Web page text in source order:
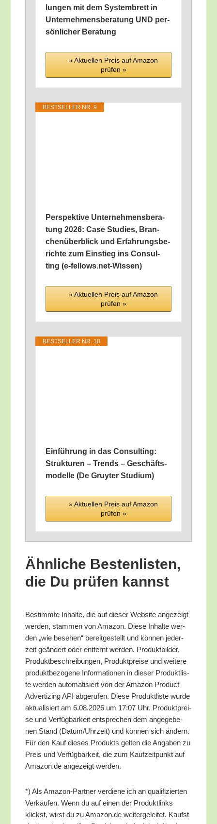
lun­gen mit dem Sys­tem­brett in
Unter­neh­mens­be­ra­tung UND per­
sön­li­cher Beratung
» Aktu­el­len Preis auf Ama­zon
prü­fen »
BEST­SEL­LER NR. 9
Per­spek­ti­ve Unter­neh­mens­be­ra­
tung 2026: Case Stu­dies, Bran­
chen­über­blick und Erfah­rungs­be­
rich­te zum Ein­stieg ins Con­sul­
ting (e‑fellows.net-Wissen)
» Aktu­el­len Preis auf Ama­zon
prü­fen »
BEST­SEL­LER NR. 10
Ein­füh­rung in das Con­sul­ting:
Struk­tu­ren – Trends – Geschäfts­
mo­del­le (De Gruy­ter Studium)
» Aktu­el­len Preis auf Ama­zon
prü­fen »
Ähn­li­che Bes­ten­lis­ten,
die Du prü­fen kannst
Bestimm­te Inhal­te, die auf die­ser Web­site ange­zeigt
wer­den, stam­men von Ama­zon. Die­se Inhal­te wer­
den „wie bese­hen“ bereit­ge­stellt und kön­nen jeder­
zeit geän­dert oder ent­fernt wer­den. Pro­dukt­bil­der,
Pro­dukt­be­schrei­bun­gen, Pro­dukt­prei­se und wei­te­re
pro­dukt­be­zo­ge­ne Infor­ma­tio­nen in die­ser Pro­dukt­lis­
te wer­den auto­ma­ti­siert von der Ama­zon Pro­duct
Adver­tiz­ing API abge­ru­fen. Die­se Pro­dukt­lis­te wur­de
aktua­li­siert am 6.08.2026 um 17:07 Uhr. Pro­dukt­prei­
se und Ver­füg­bar­keit ent­spre­chen dem ange­ge­be­
nen Stand (Datum/​Uhrzeit) und kön­nen sich ändern.
Für den Kauf die­ses Pro­dukts gel­ten die Anga­ben zu
Preis und Ver­füg­bar­keit, die zum Kauf­zeit­punkt auf
Amazon.de ange­zeigt werden.
*) Als Ama­zon-Part­ner ver­die­ne ich an qua­li­fi­zier­ten
Ver­käu­fen. Wenn du auf einen der Pro­dukt­links
klickst, wirst du zu Amazon.de wei­ter­ge­lei­tet. Kaufst